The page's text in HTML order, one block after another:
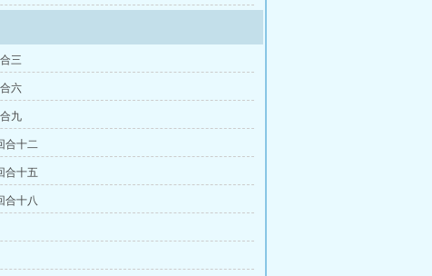
三
六
九
合十二
合十五
合十八